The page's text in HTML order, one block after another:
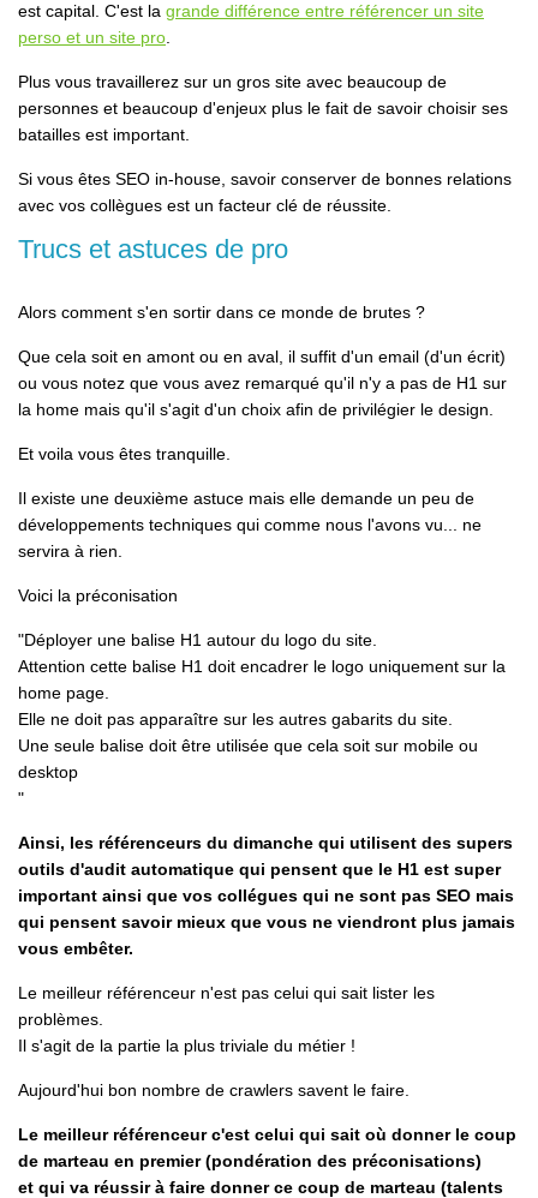
est capital. C'est la grande différence entre référencer un site
perso et un site pro
Plus vous travaillerez sur un gros site avec beaucoup de
personnes et beaucoup d'enjeux plus le fait de savoir choisir ses
batailles est important.
Si vous êtes SEO in-house, savoir conserver de bonnes relations
avec vos collègues est un facteur clé de réussite.
Trucs et astuces de pro
Alors comment s'en sortir dans ce monde de brutes ?
Que cela soit en amont ou en aval, il suffit d'un email (d'un écrit)
ou vous notez que vous avez remarqué qu'il n'y a pas de H1 sur
la home mais qu'il s'agit d'un choix afin de privilégier le design.
Et voila vous êtes tranquille.
Il existe une deuxième astuce mais elle demande un peu de
développements techniques qui comme nous l'avons vu... ne
servira à rien.
Voici la préconisation
"Déployer une balise H1 autour du logo du site.
Attention cette balise H1 doit encadrer le logo uniquement sur la
home page.
Elle ne doit pas apparaître sur les autres gabarits du site.
Une seule balise doit être utilisée que cela soit sur mobile ou
desktop
"
Ainsi, les référenceurs du dimanche qui utilisent des supers
outils d'audit automatique qui pensent que le H1 est super
important ainsi que vos collégues qui ne sont pas SEO mais
qui pensent savoir mieux que vous ne viendront plus jamais
vous embêter.
Le meilleur référenceur n'est pas celui qui sait lister les
problèmes.
Il s'agit de la partie la plus triviale du métier !
Aujourd'hui bon nombre de crawlers savent le faire.
Le meilleur référenceur c'est celui qui sait où donner le coup
de marteau en premier (pondération des préconisations)
et qui va réussir à faire donner ce coup de marteau (talents